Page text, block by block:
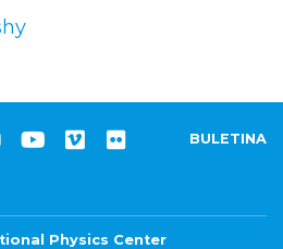
BULETINA
Physics Center